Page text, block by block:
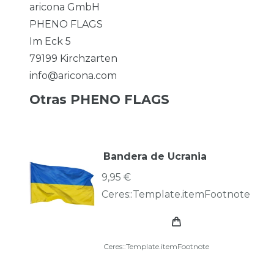
aricona GmbH
PHENO FLAGS
Im Eck 5
79199 Kirchzarten
info@aricona.com
Otras PHENO FLAGS
Bandera de Ucrania
9,95 €
Ceres::Template.itemFootnote
Ceres::Template.itemFootnote